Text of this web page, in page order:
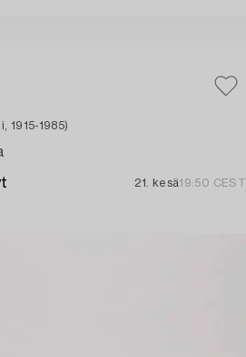
1915-1985)
21. kesä19:50 CEST